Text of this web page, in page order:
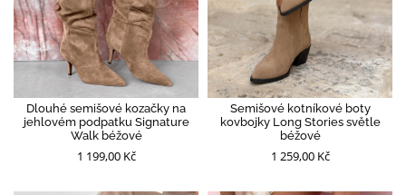
Dlouhé semišové kozačky na
jehlovém podpatku Signature
Walk béžové
1 199,00 Kč
Semišové kotníkové boty
kovbojky Long Stories světle
béžové
1 259,00 Kč